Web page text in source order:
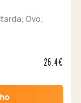
Ovo;
26.4€